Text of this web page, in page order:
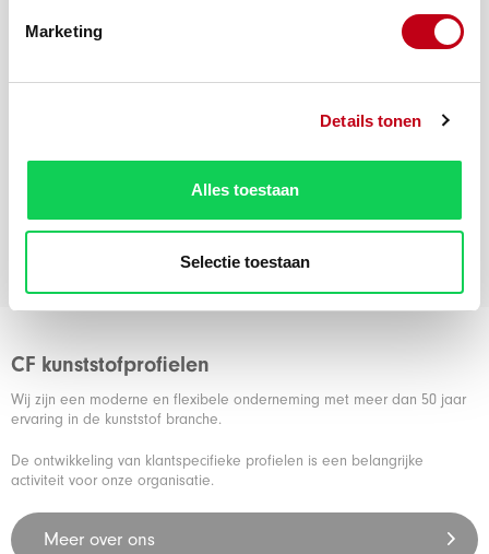
Marketing
Details tonen
Alles toestaan
Selectie toestaan
Productnummer:
Offerte op maat
CF kunststofprofielen
Wij zijn een moderne en flexibele onderneming met meer dan 50 jaar
ervaring in de kunststof branche.
De ontwikkeling van klantspecifieke profielen is een belangrijke
activiteit voor onze organisatie.
Meer over ons